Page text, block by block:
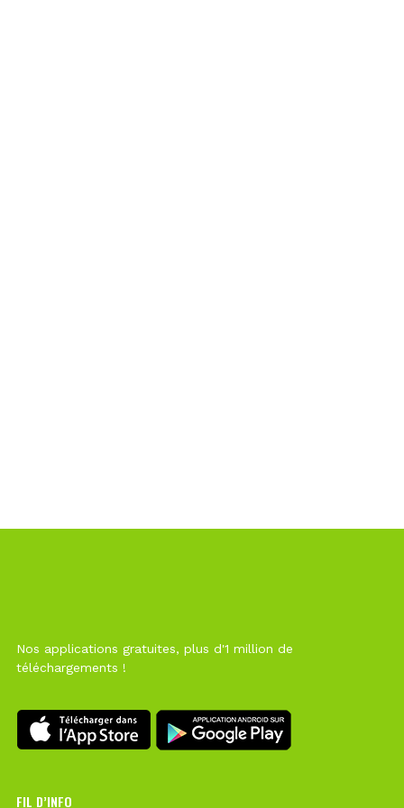
Nos applications gratuites, plus d'1 million de
téléchargements !
FIL D’INFO